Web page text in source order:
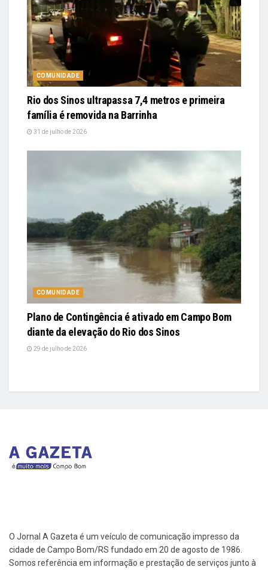
COMUNIDADE
Rio dos Sinos ultrapassa 7,4 metros e primeira
família é removida na Barrinha
31 de julho de 2026
COMUNIDADE
Plano de Contingência é ativado em Campo Bom
diante da elevação do Rio dos Sinos
29 de julho de 2026
O Jornal A Gazeta é um veículo de comunicação impresso da
cidade de Campo Bom/RS fundado em 20 de agosto de 1986.
Somos referência em informação e prestação de serviços junto à